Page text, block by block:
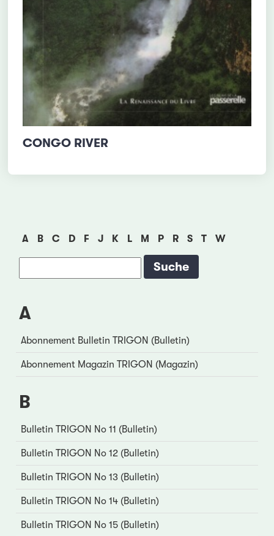
CONGO RIVER
A B C D F J K L M P R S T W
A
Abonnement Bulletin TRIGON (Bulletin)
Abonnement Magazin TRIGON (Magazin)
B
Bulletin TRIGON No 11 (Bulletin)
Bulletin TRIGON No 12 (Bulletin)
Bulletin TRIGON No 13 (Bulletin)
Bulletin TRIGON No 14 (Bulletin)
Bulletin TRIGON No 15 (Bulletin)